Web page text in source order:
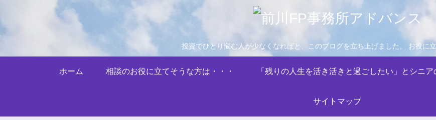
投資でひとり悩む人が少なくなればと、このブログを立ち上げました。 お役に立
ホーム 相談のお役に立てそうな方は・・・ 「残りの人生を活き活きと過ごしたい」とシニ
サイトマップ